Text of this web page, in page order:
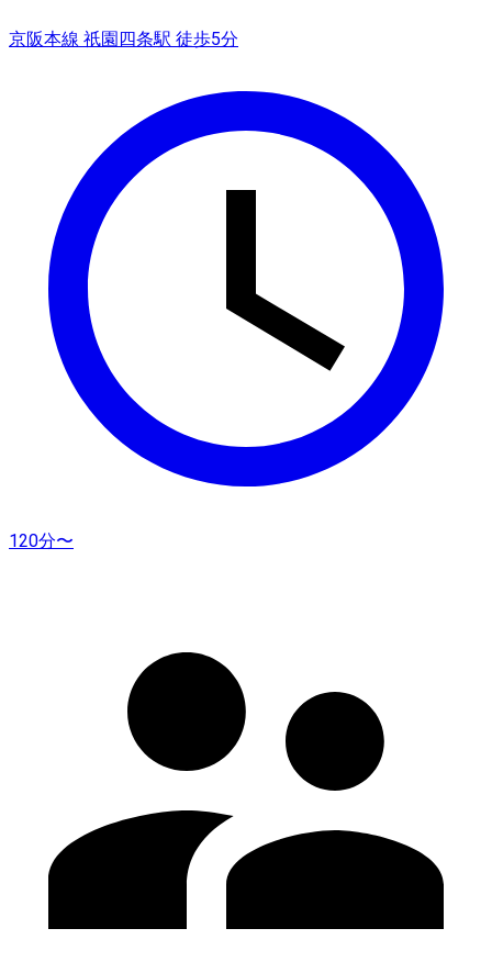
京阪本線 祇園四条駅 徒歩5分
120分〜